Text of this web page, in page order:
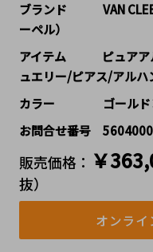
ブランド   VAN
ーペル）
アイテム   ピュアア
ュエリー/ピアス/アル
カラー    ゴールド
お問合せ番号
販売価格： ￥
抜）
オンライ